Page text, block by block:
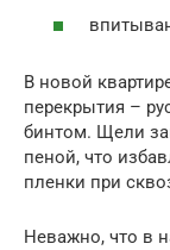
В новой
перекрытия –
бинтом. Щели
пеной, что
пленки при
Неважно, что в